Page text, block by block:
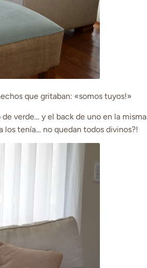
que gritaban: «somos tuyos!»
verde… y el back de uno en la misma
los tenía… no quedan todos divinos?!